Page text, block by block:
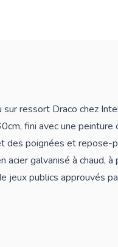
ressort Draco chez
fini avec une
des poignées et repose-
acier galvanisé à chaud,
jeux publics approuvés